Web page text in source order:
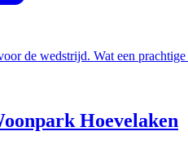
de wedstrijd. Wat een
Hoevelaken